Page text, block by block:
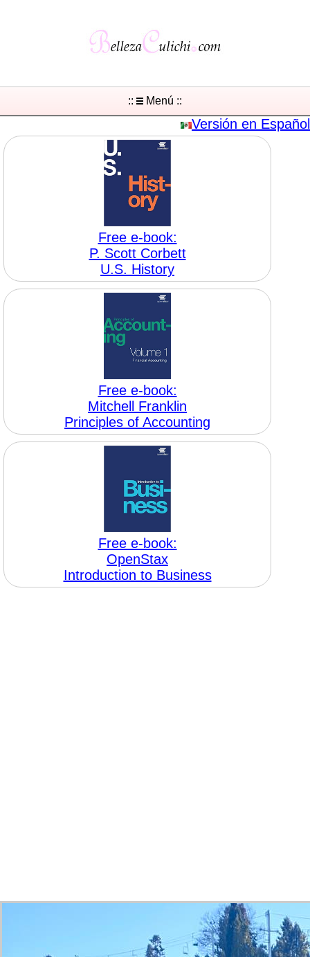
:: Menú ::
Versión en Español
Free e-book:
P. Scott Corbett
U.S. History
Free e-book:
Mitchell Franklin
Principles of Accounting
Free e-book:
OpenStax
Introduction to Business